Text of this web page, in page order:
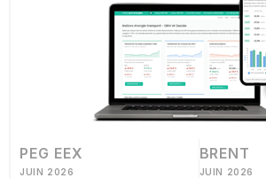
PEG EEX
JUIN 2026
BRENT
JUIN 2026